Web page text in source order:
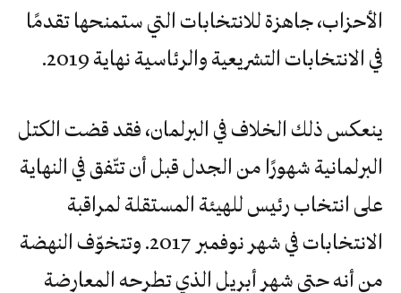
الأحزاب، جاهزة للانتخابات التي ستمنحها تقدمًا
في الانتخابات التشريعية والرئاسية نهاية 2019.
ينعكس ذلك الخلاف في البرلمان، فقد قضت الكتل
البرلمانية شهورًا من الجدل قبل أن تتّفق في النهاية
على انتخاب رئيس للهيئة المستقلة لمراقبة
الانتخابات في شهر نوفمبر 2017. وتتخوّف النهضة
من أنه حتى شهر أبريل الذي تطرحه المعارضة